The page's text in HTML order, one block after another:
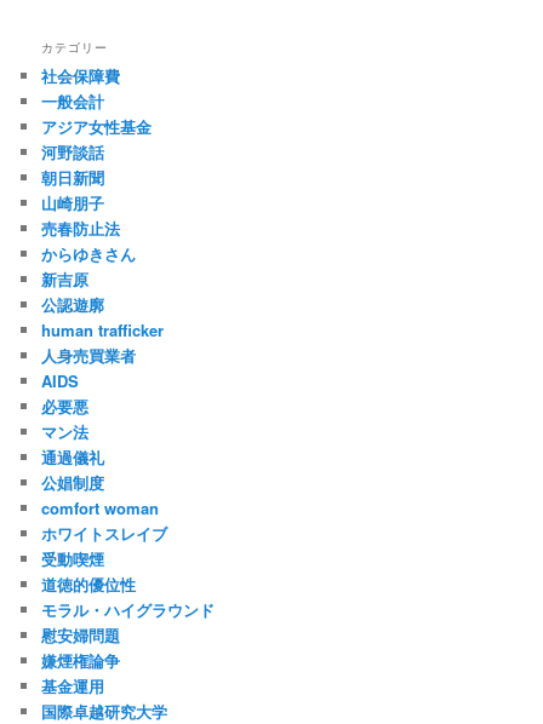
カテゴリー
社会保障費
一般会計
アジア女性基金
河野談話
朝日新聞
山崎朋子
売春防止法
からゆきさん
新吉原
公認遊廓
human trafficker
人身売買業者
AIDS
必要悪
マン法
通過儀礼
公娼制度
comfort woman
ホワイトスレイブ
受動喫煙
道徳的優位性
モラル・ハイグラウンド
慰安婦問題
嫌煙権論争
基金運用
国際卓越研究大学